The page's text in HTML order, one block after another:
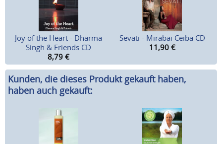
Joy of the Heart - Dharma
Singh & Friends CD
8,79 €
Sevati - Mirabai Ceiba CD
11,90 €
Kunden, die dieses Produkt gekauft haben,
haben auch gekauft: